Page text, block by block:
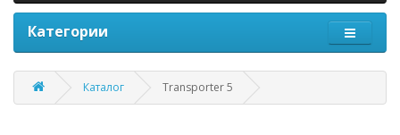
Категории
Каталог Transporter 5